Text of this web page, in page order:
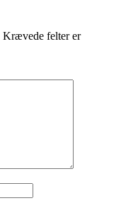
Krævede felter er